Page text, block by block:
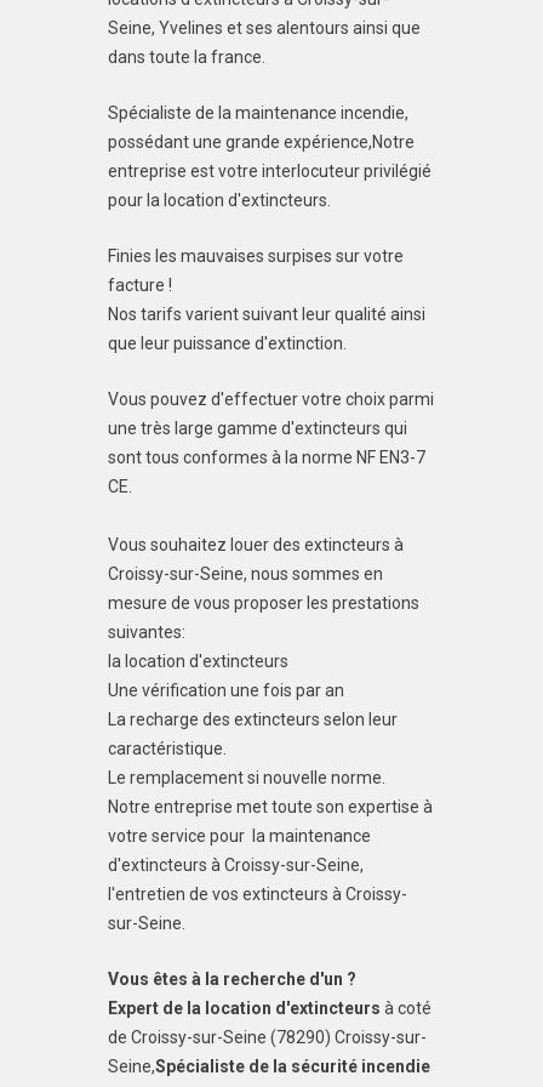
Seine, Yvelines et ses alentours ainsi que
dans toute la france.
Spécialiste de la maintenance incendie,
possédant une grande expérience,Notre
entreprise est votre interlocuteur privilégié
pour la location d'extincteurs.
Finies les mauvaises surpises sur votre
facture !
Nos tarifs varient suivant leur qualité ainsi
que leur puissance d'extinction.
Vous pouvez d'effectuer votre choix parmi
une très large gamme d'extincteurs qui
sont tous conformes à la norme NF EN3-7
CE.
Vous souhaitez louer des extincteurs à
Croissy-sur-Seine, nous sommes en
mesure de vous proposer les prestations
suivantes:
la location d'extincteurs
Une vérification une fois par an
La recharge des extincteurs selon leur
caractéristique.
Le remplacement si nouvelle norme.
Notre entreprise met toute son expertise à
votre service pour la maintenance
d'extincteurs à Croissy-sur-Seine,
l'entretien de vos extincteurs à Croissy-
sur-Seine.
Vous êtes à la recherche d'un ?
Expert de la location d'extincteurs à coté
de Croissy-sur-Seine (78290) Croissy-sur-
Seine,Spécialiste de la sécurité incendie